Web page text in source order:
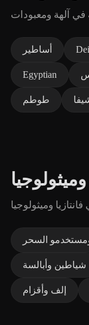
أساطير
Egyptian
طوطم
السحر
شياطين وأبالسة
إلف وأقزام